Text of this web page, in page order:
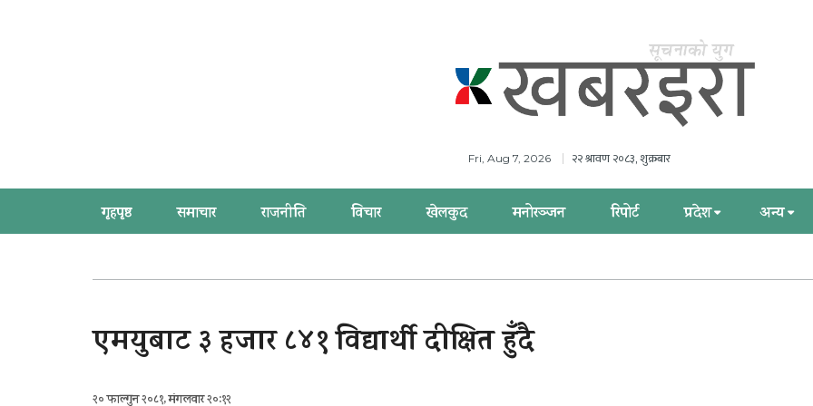
Fri, Aug 7, 2026 २२ श्रावण २०८३, शुक्रबार
गृहपृष्ठ समाचार राजनीति विचार खेलकुद मनोरञ्जन रिपोर्ट प्रदेश अन्य
एमयुबाट ३ हजार ८४१ विद्यार्थी दीक्षित हुँदै
२० फाल्गुन २०८१, मंगलवार २०:१२